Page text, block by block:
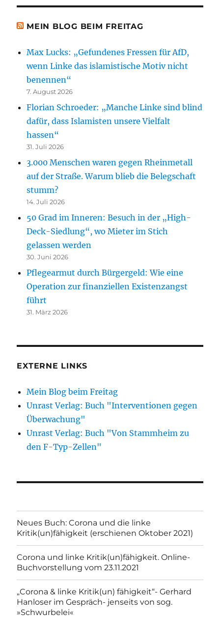
MEIN BLOG BEIM FREITAG
Max Lucks: „Gefundenes Fressen für AfD,
wenn Linke das islamistische Motiv nicht
benennen“
7. August 2026
Florian Schroeder: „Manche Linke sind blind
dafür, dass Islamisten unsere Vielfalt
hassen“
31. Juli 2026
3.000 Menschen waren gegen Rheinmetall
auf der Straße. Warum blieb die Belegschaft
stumm?
14. Juli 2026
50 Grad im Inneren: Besuch in der „High-
Deck-Siedlung“, wo Mieter im Stich
gelassen werden
30. Juni 2026
Pflegearmut durch Bürgergeld: Wie eine
Operation zur finanziellen Existenzangst
führt
31. März 2026
EXTERNE LINKS
Mein Blog beim Freitag
Unrast Verlag: Buch "Interventionen gegen
Überwachung"
Unrast Verlag: Buch "Von Stammheim zu
den F-Typ-Zellen"
Neues Buch: Corona und die linke
Kritik(un)fähigkeit (erschienen Oktober 2021)
Corona und linke Kritik(un)fähigkeit. Online-
Buchvorstellung vom 23.11.2021
„Corona & linke Kritik(un) fähigkeit“- Gerhard
Hanloser im Gespräch- jenseits von sog.
»Schwurbelei«